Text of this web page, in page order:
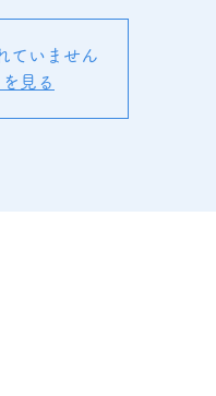
ていません
見る